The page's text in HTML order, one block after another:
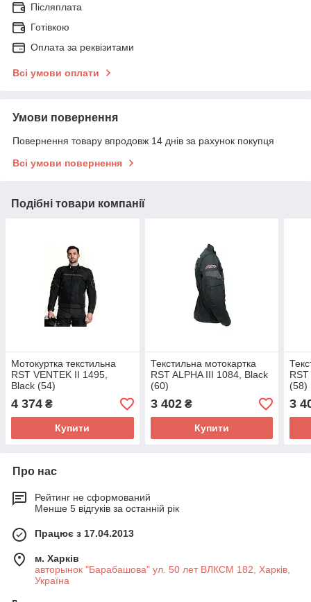
Післяплата
Готівкою
Оплата за реквізитами
Всі умови оплати
Умови повернення
Повернення товару впродовж 14 днів за рахунок покупця
Всі умови повернення
Подібні товари компанії
Мотокуртка текстильна
RST VENTEK II 1495,
Black (54)
4 374 ₴
Купити
Текстильна мотокартка
RST ALPHA III 1084, Black
(60)
3 402₴
Купити
(58)
3
Про нас
Рейтинг не сформований
Менше 5 відгуків за останній рік
Працює з 17.04.2013
м. Харків
авторынок "Барабашова" ул. 50 лет ВЛКСМ 182, Харків,
Україна